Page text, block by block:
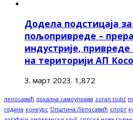
Додела подстицаја
пољопривреде –
индустрије,
на територији АП
3. март 2023. 1,872
лепосавић локална самоуправа zoran todić
година конкурс Општина Лепосавић спорт